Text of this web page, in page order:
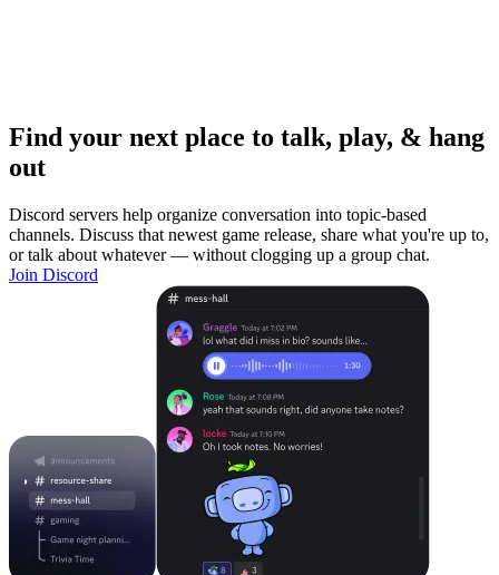
Find your next place to talk, play, & hang
out
Discord servers help organize conversation into topic-based
channels. Discuss that newest game release, share what you're up to,
or talk about whatever — without clogging up a group chat.
Join Discord